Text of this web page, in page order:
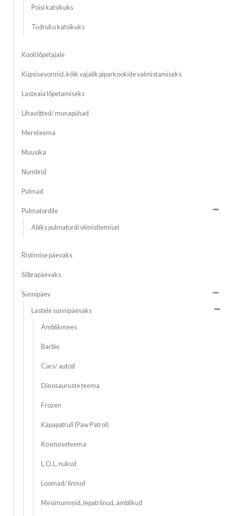
Poisi katsikuks
Tüdruku katsikuks
Kooli lõpetajale
Küpsisevormid, kõik vajalik piparkookide valmistamiseks
Lasteaia lõpetamiseks
Lihavõtted/ munapühad
Mereteema
Muusika
Numbrid
Pulmad
Pulmatordile
Abiks pulmatordi viimistlemisel
Ristimise päevaks
Sõbrapäevaks
Sünnipäev
Lastele sünnipäevaks
Ämblikmees
Barbie
Cars/ autod
Dinosauruste teema
Frozen
Käpapatrull (Paw Patrol)
Kosmoseteema
L.O.L. nukud
Loomad/ linnud
Mesimummid, lepatriinud, ämblikud